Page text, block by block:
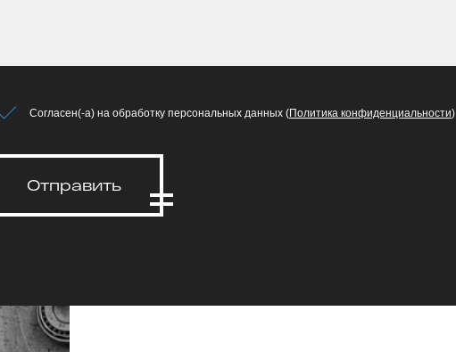
Согласен(-а) на обработку персональных данных (Политика конфиденциальности)
Отправить